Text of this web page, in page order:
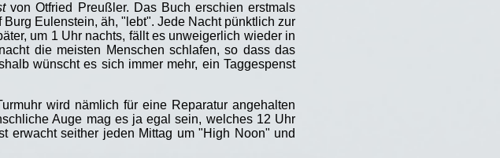
von Otfried Preußler. Das Buch erschien erstmals
Eulenstein, äh, "lebt". Jede Nacht pünktlich zur
um 1 Uhr nachts, fällt es unweigerlich wieder in
die meisten Menschen schlafen, so dass das
wünscht es sich immer mehr, ein Taggespenst
wird nämlich für eine Reparatur angehalten
Auge mag es ja egal sein, welches 12 Uhr
erwacht seither jeden Mittag um "High Noon" und